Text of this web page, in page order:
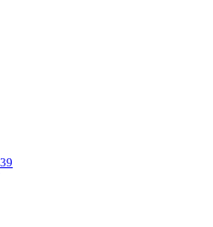
39